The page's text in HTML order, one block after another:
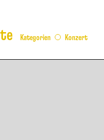
Kategorien Konzert